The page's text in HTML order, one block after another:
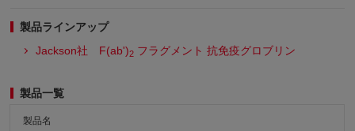
製品ラインアップ
Jackson社 F(ab')2 フラグメント 抗免疫グロブリン
製品一覧
製品名